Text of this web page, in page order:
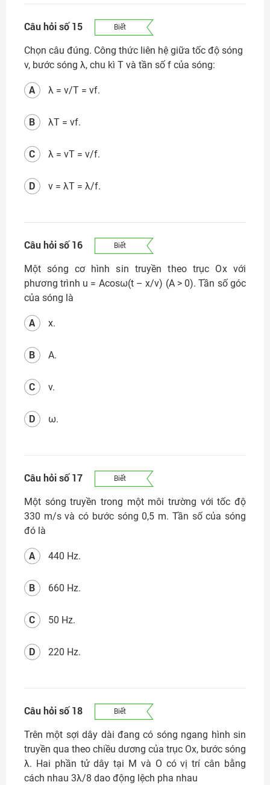
Câu hỏi số 15 Biết
Chọn câu đúng. Công thức liên hệ giữa tốc độ sóng
v, bước sóng λ, chu kì T và tần số f của sóng:
λ = v/T = vf.
A
λT = vf.
B
λ = vT = v/f.
C
v = λT = λ/f.
D
Câu hỏi số 16 Biết
Một sóng cơ hình sin truyền theo trục Ox với
phương trình u = Acosω(t – x/v) (A > 0). Tần số góc
của sóng là
x.
A
A.
B
v.
C
ω.
D
Câu hỏi số 17 Biết
Một sóng truyền trong một môi trường với tốc độ
330 m/s và có bước sóng 0,5 m. Tần số của sóng
đó là
440 Hz.
A
660 Hz.
B
50 Hz.
C
220 Hz.
D
Câu hỏi số 18 Biết
Trên một sợi dây dài đang có sóng ngang hình sin
truyền qua theo chiều dương của trục Ox, bước sóng
λ. Hai phần tử dây tại M và O có vị trí cân bằng
cách nhau 3λ/8 dao động lệch pha nhau